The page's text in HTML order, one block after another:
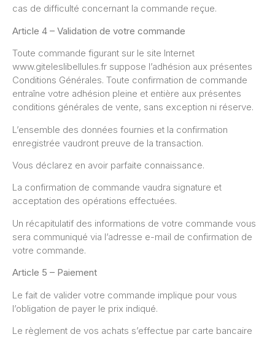
cas de difficulté concernant la commande reçue.
Article 4 – Validation de votre commande
Toute commande figurant sur le site Internet
www.giteleslibellules.fr suppose l’adhésion aux présentes
Conditions Générales. Toute confirmation de commande
entraîne votre adhésion pleine et entière aux présentes
conditions générales de vente, sans exception ni réserve.
L’ensemble des données fournies et la confirmation
enregistrée vaudront preuve de la transaction.
Vous déclarez en avoir parfaite connaissance.
La confirmation de commande vaudra signature et
acceptation des opérations effectuées.
Un récapitulatif des informations de votre commande vous
sera communiqué via l’adresse e-mail de confirmation de
votre commande.
Article 5 – Paiement
Le fait de valider votre commande implique pour vous
l’obligation de payer le prix indiqué.
Le règlement de vos achats s’effectue par carte bancaire